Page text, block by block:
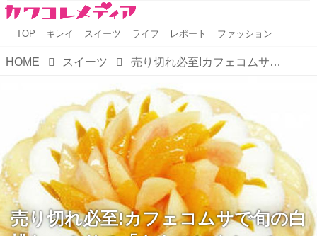
TOP キレイ スイーツ ライフ レポート ファッション
HOME スイーツ 売り切れ必至!カフェコムサで旬の白桃たっぷりの「ももコレクション」がスタート♡
売り切れ必至!カフェコムサで旬の白